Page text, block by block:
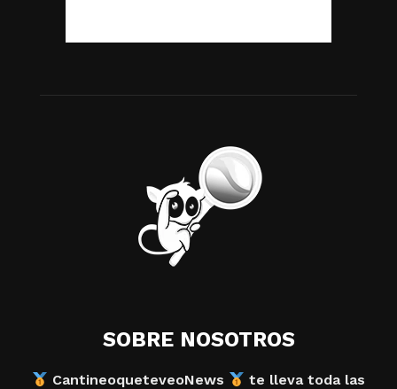
SOBRE NOSOTROS
CantineoqueteveoNews te lleva toda las